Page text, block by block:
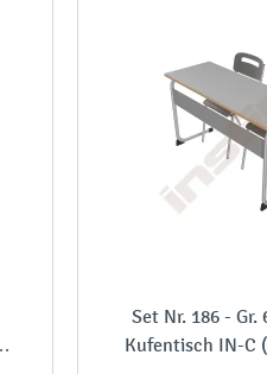
Set Nr. 186 - Gr.
Kufentisch IN-C